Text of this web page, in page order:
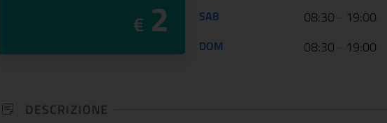
€2 SAB 08:30 19:00
DOM 08:30 19:00
DESCRIZIONE